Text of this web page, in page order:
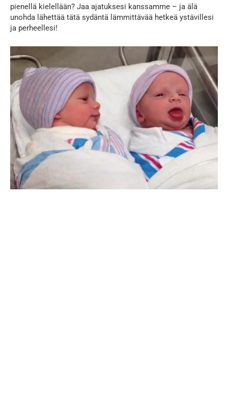
pienellä kielellään? Jaa ajatuksesi kanssamme – ja älä
unohda lähettää tätä sydäntä lämmittävää hetkeä ystävillesi
ja perheellesi!